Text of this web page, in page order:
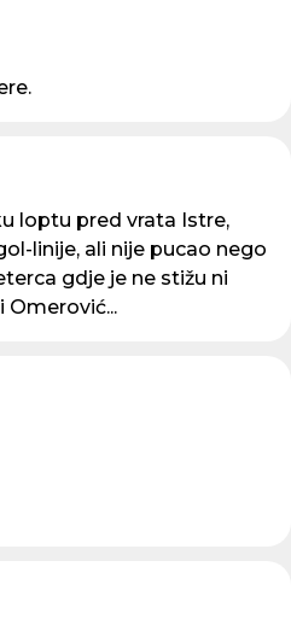
loptu pred vrata Istre,
linije, ali nije pucao nego
gdje je ne stižu ni
Omerović...